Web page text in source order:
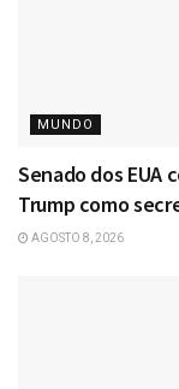
MUNDO
Senado dos EUA
Trump como
AGOSTO 8, 2026